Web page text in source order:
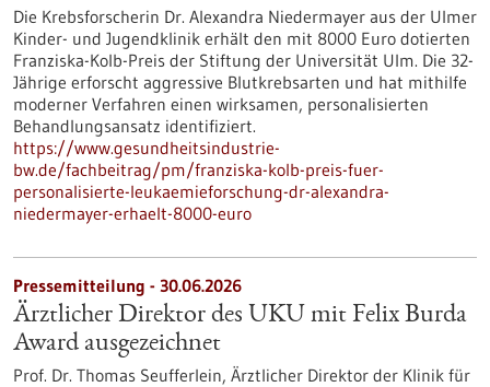
Die Krebsforscherin Dr. Alexandra Niedermayer aus der Ulmer
Kinder- und Jugendklinik erhält den mit 8000 Euro dotierten
Franziska-Kolb-Preis der Stiftung der Universität Ulm. Die 32-
Jährige erforscht aggressive Blutkrebsarten und hat mithilfe
moderner Verfahren einen wirksamen, personalisierten
Behandlungsansatz identifiziert.
https://www.gesundheitsindustrie-
bw.de/fachbeitrag/pm/franziska-kolb-preis-fuer-
personalisierte-leukaemieforschung-dr-alexandra-
niedermayer-erhaelt-8000-euro
Pressemitteilung - 30.06.2026
Ärztlicher Direktor des UKU mit Felix Burda
Award ausgezeichnet
Prof. Dr. Thomas Seufferlein, Ärztlicher Direktor der Klinik für